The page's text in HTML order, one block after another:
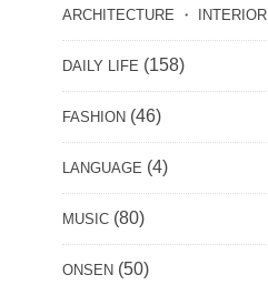
ARCHITECTURE ・ INTERIOR
DAILY LIFE (158)
FASHION (46)
LANGUAGE (4)
MUSIC (80)
ONSEN (50)